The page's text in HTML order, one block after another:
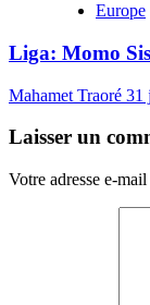
Europe
Liga: Momo
Mahamet Traoré 31
Laisser un
Votre adresse e-